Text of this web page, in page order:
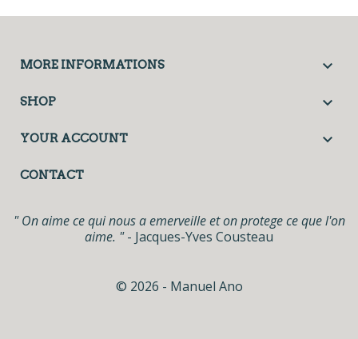
MORE INFORMATIONS 
SHOP 
YOUR ACCOUNT 
CONTACT
" On aime ce qui nous a emerveille et on protege ce que l'on
aime. "- Jacques-Yves Cousteau
© 2026 - Manuel Ano